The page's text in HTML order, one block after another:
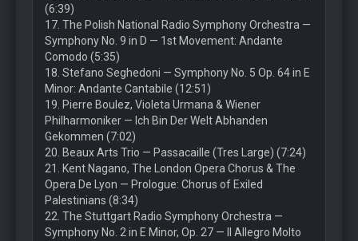
(6:39)
17. The Polish National Radio Symphony Orchestra —
Symphony No. 9 in D — 1st Movement: Andante
Comodo (5:35)
18. Stefano Seghedoni — Symphony No. 5 Op. 64 in E
Minor: Andante Cantabile (12:51)
19. Pierre Boulez, Violeta Urmana & Wiener
Philharmoniker — Ich Bin Der Welt Abhanden
Gekommen (7:02)
20. Beaux Arts Trio — Passacaille (Tres Large) (7:24)
21. Kent Nagano, The London Opera Chorus & The
Opera De Lyon — Prologue: Chorus of Exiled
Palestinians (8:34)
22. The Stuttgart Radio Symphony Orchestra —
Symphony No. 2 in E Minor, Op. 27 — II Allegro Molto